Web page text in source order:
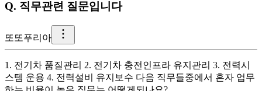
Q. 직무관련 질문입니다
또 또푸리아
1. 전기차 품질관리 2. 전기차 충전인프라 유지관리 3. 전력시
스템 운용 4. 전력설비 유지보수 다음 직무들중에서 혼자 업무